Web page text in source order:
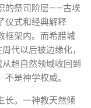
的祭司阶层——古埃
仪式和经典解释
框架内。而希腊城
代以后被边缘化，
超自然领域收回到
是神学权威。
长。一神教天然倾